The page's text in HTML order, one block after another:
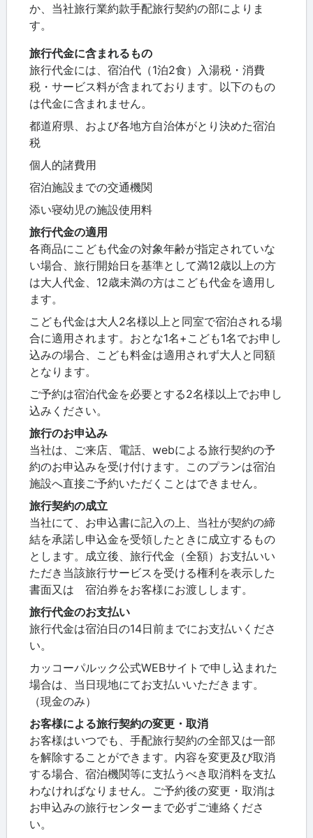
か、当社旅行業約款手配旅行契約の部によりま
す。
旅行代金に含まれるもの
旅行代金には、宿泊代（1泊2食）入湯税・消費
税・サービス料が含まれております。以下のもの
は代金に含まれません。
都道府県、および各地方自治体がとり決めた宿泊
税
個人的諸費用
宿泊施設までの交通機関
添い寝幼児の施設使用料
旅行代金の適用
各商品にこども代金の対象年齢が指定されていな
い場合、旅行開始日を基準として満12歳以上の方
は大人代金、12歳未満の方はこども代金を適用し
ます。
こども代金は大人2名様以上と同室で宿泊される場
合に適用されます。おとな1名+こども1名でお申し
込みの場合、こども料金は適用されず大人と同額
となります。
ご予約は宿泊代金を必要とする2名様以上でお申し
込みください。
旅行のお申込み
当社は、ご来店、電話、webによる旅行契約の予
約のお申込みを受け付けます。このプランは宿泊
施設へ直接ご予約いただくことはできません。
旅行契約の成立
当社にて、お申込書に記入の上、当社が契約の締
結を承諾し申込金を受領したときに成立するもの
とします。成立後、旅行代金（全額）お支払いい
ただき当該旅行サービスを受ける権利を表示した
書面又は 宿泊券をお客様にお渡しします。
旅行代金のお支払い
旅行代金は宿泊日の14日前までにお支払いくださ
い。
カッコーパルック公式WEBサイトで申し込まれた
場合は、当日現地にてお支払いいただきます。
（現金のみ）
お客様による旅行契約の変更・取消
お客様はいつでも、手配旅行契約の全部又は一部
を解除することができます。内容を変更及び取消
する場合、宿泊機関等に支払うべき取消料を支払
わなければなりません。ご予約後の変更・取消は
お申込みの旅行センターまで必ずご連絡くださ
い。